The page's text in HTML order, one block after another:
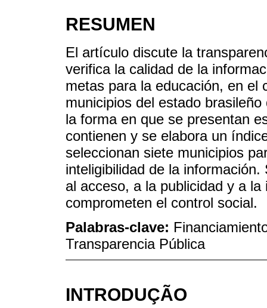
RESUMEN
El artículo discute la
verifica la calidad de la
metas para la educación, en el
municipios del estado
la forma en que se presentan
contienen y se elabora un
seleccionan siete municipios
inteligibilidad de la
al acceso, a la publicidad y a
comprometen el control social.
Palabras-clave:
Transparencia Pública
INTRODUÇÃO